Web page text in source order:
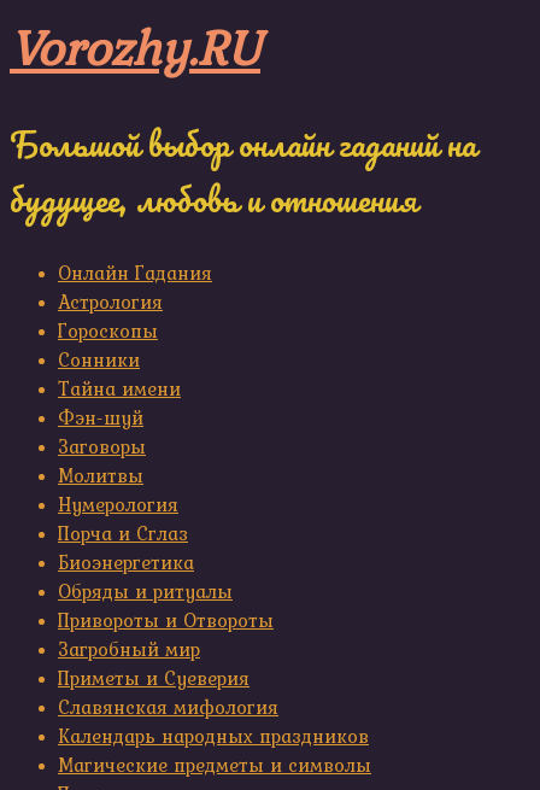
to
content
Vorozhy.RU
Большой выбор онлайн гаданий на
будущее, любовь и отношения
Онлайн Гадания
Астрология
Гороскопы
Сонники
Тайна имени
Фэн-шуй
Заговоры
Молитвы
Нумерология
Порча и Сглаз
Биоэнергетика
Обряды и ритуалы
Привороты и Отвороты
Загробный мир
Приметы и Суеверия
Славянская мифология
Календарь народных праздников
Магические предметы и символы